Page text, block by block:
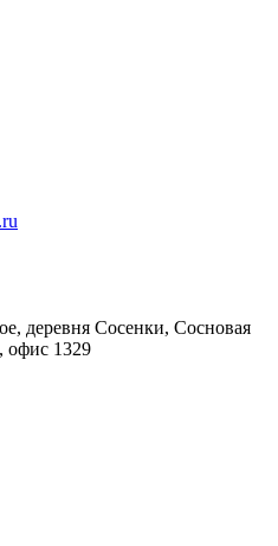
деревня Сосенки, Сосновая
офис 1329